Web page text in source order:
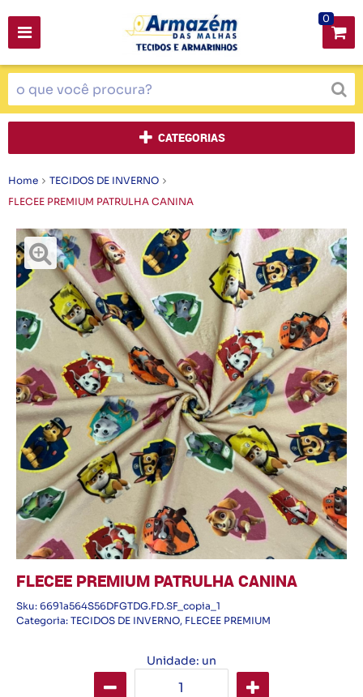
0
CATEGORIAS
Home
TECIDOS DE INVERNO
FLECEE PREMIUM PATRULHA CANINA
FLECEE PREMIUM PATRULHA CANINA
Sku: 6691a564S56DFGTDG.FD.SF_copia_1
Categoria: TECIDOS DE INVERNO, FLECEE PREMIUM
Unidade: un